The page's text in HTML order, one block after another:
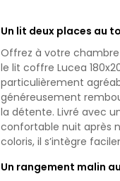
Un lit deux places au
Offrez à votre
le lit coffre Lucea
particulièrement
généreusement
la détente. Livré avec
confortable nuit après
coloris, il s’intègre
Un rangement malin